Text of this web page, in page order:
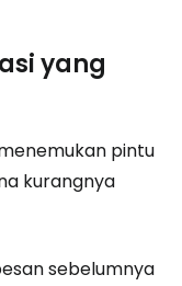
yang
pintu
kurangnya
sebelumnya